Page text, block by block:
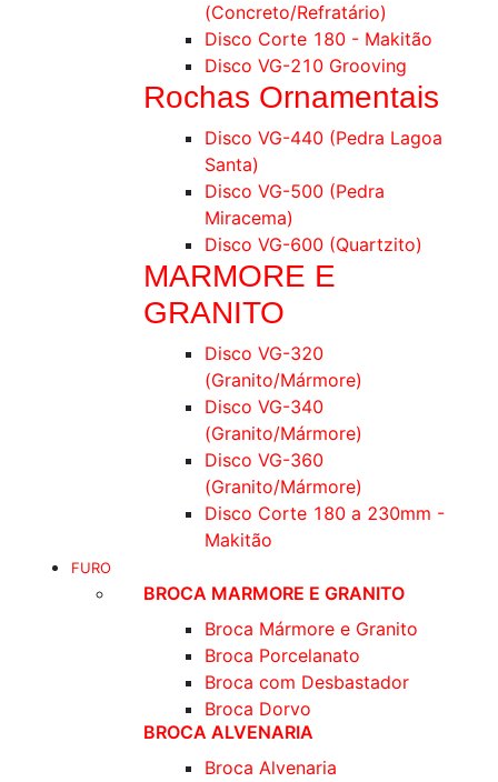
(Concreto/Refratário)
Disco Corte 180 - Makitão
Disco VG-210 Grooving
Rochas Ornamentais
Disco VG-440 (Pedra Lagoa
Santa)
Disco VG-500 (Pedra
Miracema)
Disco VG-600 (Quartzito)
MARMORE E
GRANITO
Disco VG-320
(Granito/Mármore)
Disco VG-340
(Granito/Mármore)
Disco VG-360
(Granito/Mármore)
Disco Corte 180 a 230mm -
Makitão
FURO
BROCA MARMORE E GRANITO
Broca Mármore e Granito
Broca Porcelanato
Broca com Desbastador
Broca Dorvo
BROCA ALVENARIA
Broca Alvenaria